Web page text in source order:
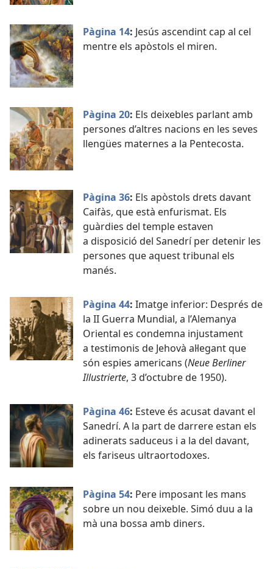
Pàgina 14: Jesús ascendint cap al cel
mentre els apòstols el miren.
Pàgina 20: Els deixebles parlant amb
persones d’altres nacions en les seves
llengües maternes a la Pentecosta.
Pàgina 36: Els apòstols drets davant
Caifàs, que està enfurismat. Els
guàrdies del temple estaven
a disposició del Sanedrí per detenir les
persones que aquest tribunal els
manés.
Pàgina 44: Imatge inferior: Després de
la II Guerra Mundial, a l’Alemanya
Oriental es condemna injustament
a testimonis de Jehovà al·legant que
són espies americans (Neue Berliner
Illustrierte, 3 d’octubre de 1950).
Pàgina 46: Esteve és acusat davant el
Sanedrí. A la part de darrere estan els
adinerats saduceus i a la del davant,
els fariseus ultraortodoxes.
Pàgina 54: Pere imposant les mans
sobre un nou deixeble. Simó duu a la
mà una bossa amb diners.